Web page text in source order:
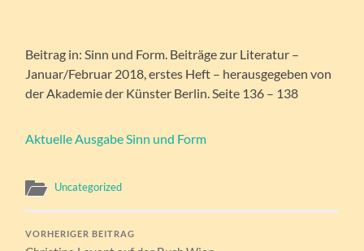
Beitrag in: Sinn und Form. Beiträge zur Literatur –
Januar/Februar 2018, erstes Heft – herausgegeben von
der Akademie der Künster Berlin. Seite 136 – 138
Aktuelle Ausgabe Sinn und Form
Uncategorized
VORHERIGER BEITRAG